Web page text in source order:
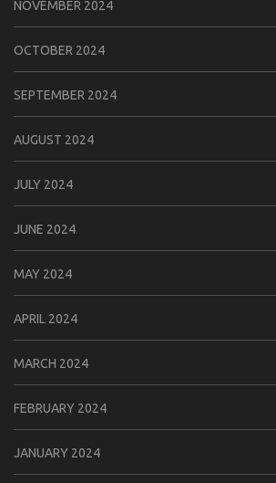
NOVEMBER 2024
OCTOBER 2024
SEPTEMBER 2024
AUGUST 2024
JULY 2024
JUNE 2024
MAY 2024
APRIL 2024
MARCH 2024
FEBRUARY 2024
JANUARY 2024